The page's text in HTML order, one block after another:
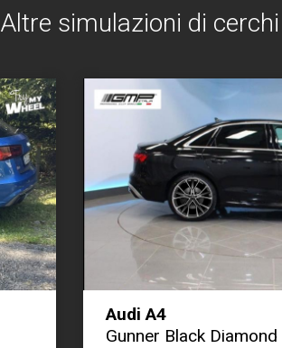
Altre simulazioni di
Audi A4
Gunner Black Diamond